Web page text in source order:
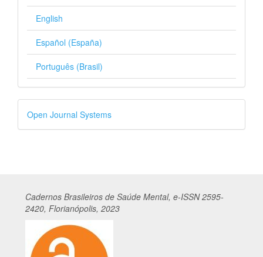
English
Español (España)
Português (Brasil)
Desenvolvido
por
Open Journal Systems
Cadernos Brasileiros de Saúde Mental, e-ISSN 2595-
2420, Florianópolis, 2023